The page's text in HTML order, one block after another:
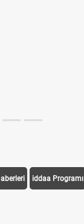
iddaa Programı